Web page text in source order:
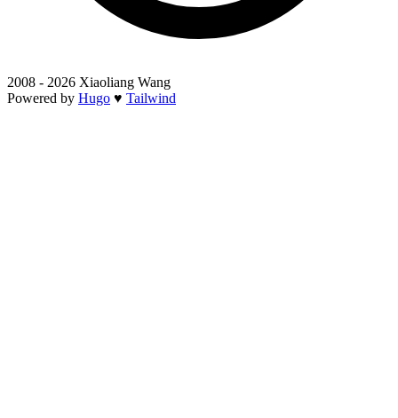
2008 - 2026 Xiaoliang Wang
Powered by Hugo ♥ Tailwind